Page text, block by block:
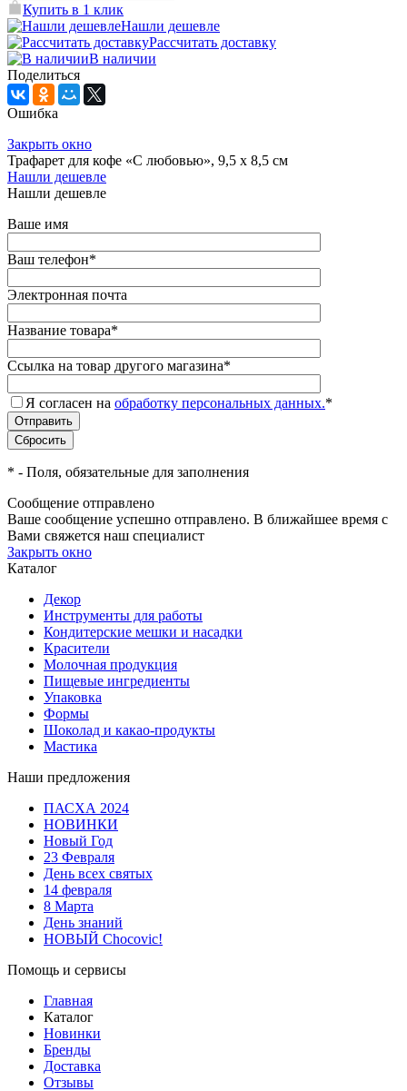
Купить в 1 клик
Нашли дешевле
Рассчитать доставку
В наличии
Поделиться
Ошибка
Закрыть окно
Трафарет для кофе «С любовью», 9,5 х 8,5 см
Нашли дешевле
Нашли дешевле
Ваше имя
Ваш телефон*
Электронная почта
Название товара*
Ссылка на товар другого магазина*
Я согласен на обработку персональных данных.*
* - Поля, обязательные для заполнения
Сообщение отправлено
Ваше сообщение успешно отправлено. В ближайшее время с
Вами свяжется наш специалист
Закрыть окно
Каталог
Декор
Инструменты для работы
Кондитерские мешки и насадки
Красители
Молочная продукция
Пищевые ингредиенты
Упаковка
Формы
Шоколад и какао-продукты
Мастика
Наши предложения
ПАСХА 2024
НОВИНКИ
Новый Год
23 Февраля
День всех святых
14 февраля
8 Марта
День знаний
НОВЫЙ Chocovic!
Помощь и сервисы
Главная
Каталог
Новинки
Бренды
Доставка
Отзывы